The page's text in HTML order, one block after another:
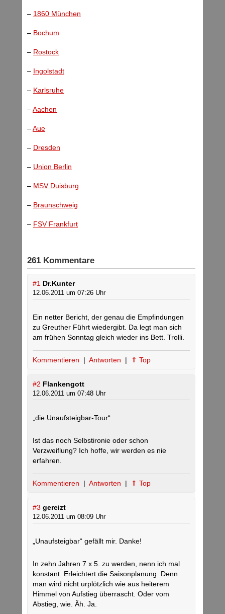
– 1860 München
– Bochum
– Rostock
– Ingolstadt
– Karlsruhe
–Aachen
–Aue
– Dresden
– Union Berlin
– MSV Duisburg
– Braunschweig
– FSV Frankfurt
261 Kommentare
#1 Dr.Kunter
12.06.2011 um 07:26 Uhr
Ein netter Bericht, der genau die Empfindungen
zu Greuther Führt wiedergibt. Da legt man sich
am frühen Sonntag gleich wieder ins Bett. Trolli.
Kommentieren | Antworten | ⇑ Top
#2 Flankengott
12.06.2011 um 07:48 Uhr
„die Unaufsteigbar-Tour“
Ist das noch Selbstironie oder schon
Verzweiflung? Ich hoffe, wir werden es nie
erfahren.
Kommentieren | Antworten | ⇑ Top
#3 gereizt
12.06.2011 um 08:09 Uhr
„Unaufsteigbar“ gefällt mir. Danke!
In zehn Jahren 7 x 5. zu werden, nenn ich mal
konstant. Erleichtert die Saisonplanung. Denn
man wird nicht urplötzlich wie aus heiterem
Himmel von Aufstieg überrascht. Oder vom
Abstieg, wie. Äh. Ja.